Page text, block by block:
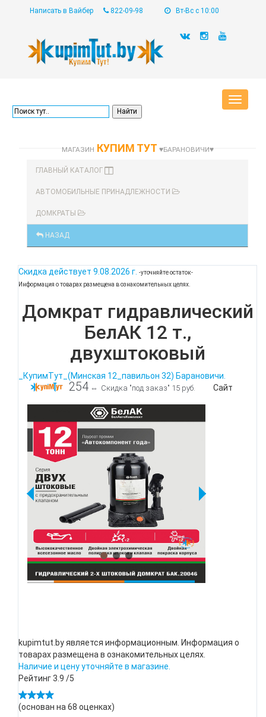
Написать в Вайбер 822-09-98 Вт-Вс с 10:00
Toggle
МАГАЗИН КУПИМ ТУТ ♥БАРАНОВИЧИ♥
ГЛАВНЫЙ КАТАЛОГ
АВТОМОБИЛЬНЫЕ ПРИНАДЛЕЖНОСТИ
ДОМКРАТЫ
НАЗАД
Скидка действует 9.08.2026 г. -уточняйте остаток-
Информация о товарах размещена в ознакомительных целях.
Домкрат гидравлический
БелАК 12 т.,
двухштоковый
_КупимТут_(Минская 12_павильон 32) Барановичи.
254 ⇔ Скидка "под заказ" 15 руб. Сайт
kupimtut.by является информационным. Информация о
товарах размещена в ознакомительных целях.
Наличие и цену уточняйте в магазине.
Рейтинг3.9 /5
(основан на 68 оценках)